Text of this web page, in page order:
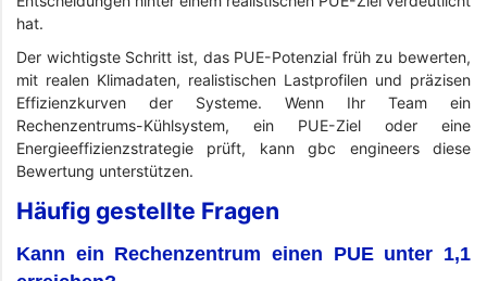
hat.
Der wichtigste Schritt ist, das PUE-Potenzial früh zu bewerten,
mit realen Klimadaten, realistischen Lastprofilen und präzisen
Effizienzkurven der Systeme. Wenn Ihr Team ein
Rechenzentrums-Kühlsystem, ein PUE-Ziel oder eine
Energieeffizienzstrategie prüft, kann gbc engineers diese
Bewertung unterstützen.
Häufig gestellte Fragen
Kann ein Rechenzentrum einen PUE unter 1,1